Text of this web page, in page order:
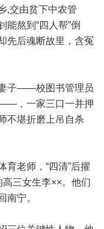
,交由贫下中农管
熬到“四人帮”倒
先后魂断故里，含冤
子——校图书管理员
，一家三口一并押
不堪折磨上吊自杀
育老师，“四清”后擢
三女生李××。他们
南宁。